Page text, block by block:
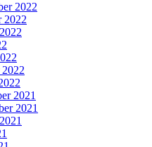
2022
2022
2021
2021